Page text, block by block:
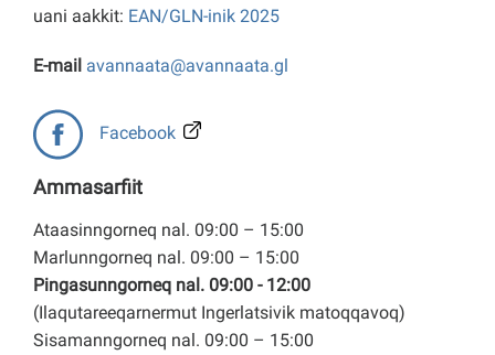
uani aakkit: EAN/GLN-inik 2025
E-mail avannaata@avannaata.gl
Facebook
Ammasarfiit
Ataasinngorneq nal. 09:00 – 15:00
Marlunngorneq nal. 09:00 – 15:00
Pingasunngorneq nal. 09:00 - 12:00
(Ilaqutareeqarnermut Ingerlatsivik matoqqavoq)
Sisamanngorneq nal. 09:00 – 15:00